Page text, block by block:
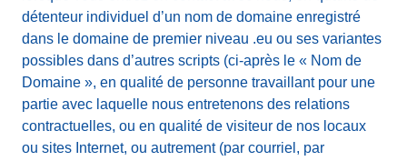
détenteur individuel d’un nom de domaine enregistré
dans le domaine de premier niveau .eu ou ses variantes
possibles dans d’autres scripts (ci-après le « Nom de
Domaine », en qualité de personne travaillant pour une
partie avec laquelle nous entretenons des relations
contractuelles, ou en qualité de visiteur de nos locaux
ou sites Internet, ou autrement (par courriel, par